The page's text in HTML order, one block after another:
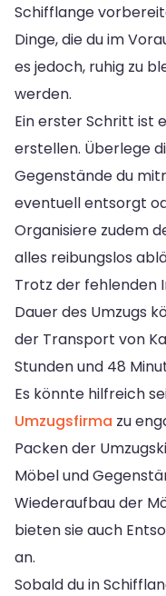
Schifflange
Dinge, die du im
es jedoch, ruhig zu
werden.
Ein erster Schritt ist
erstellen. Überlege
Gegenstände du
eventuell entsorgt
Organisiere zudem
alles reibungslos
Trotz der fehlenden
Dauer des Umzugs
der Transport von
Stunden und 48
Es könnte hilfreich
Umzugsfirma zu
Packen der
Möbel und
Wiederaufbau der
bieten sie auch
an.
Sobald du in